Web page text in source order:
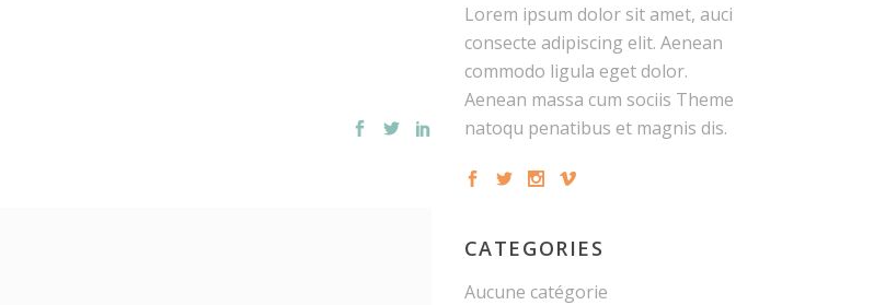
Lorem ipsum dolor sit amet, auci
consecte adipiscing elit. Aenean
commodo ligula eget dolor.
Aenean massa cum sociis Theme
natoqu penatibus et magnis dis.
CATEGORIES
Aucune catégorie